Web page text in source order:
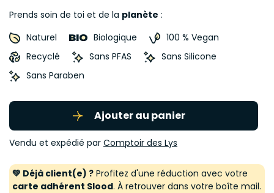
Prends soin de toi et de la planète :
Naturel
Biologique
100 % Vegan
Recyclé
Sans PFAS
Sans Silicone
Sans Paraben
Ajouter au panier
Vendu et expédié par Comptoir des Lys
💚 Déjà client(e) ? Profitez d'une réduction avec votre
carte adhérent Slood. À retrouver dans votre boîte mail.